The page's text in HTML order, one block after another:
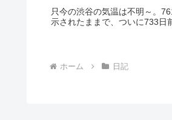
只今の渋谷の気温は不明～。
示されたままで、ついに733日
ホーム 日記